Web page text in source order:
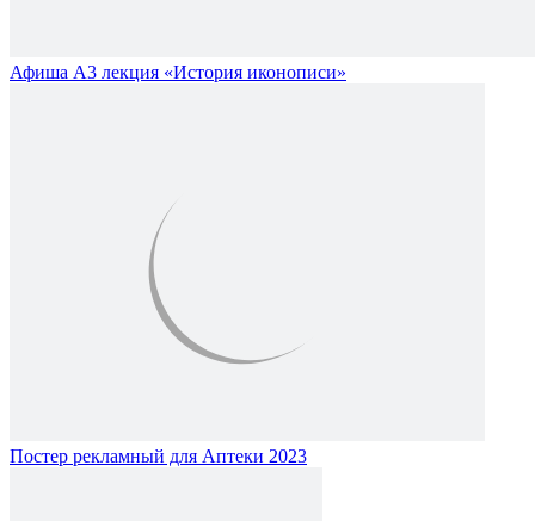
Афиша А3 лекция «История иконописи»
Постер рекламный для Аптеки 2023